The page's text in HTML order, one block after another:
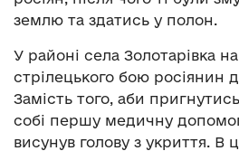
землю та здатись у полон.
У районі села Золотарівка
стрілецького бою росіянин
Замість того, аби
собі першу медичну
висунув голову з укриття. В